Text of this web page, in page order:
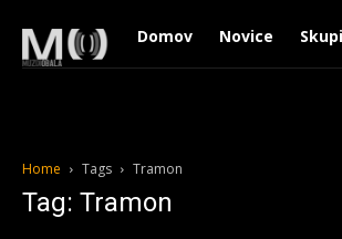
Domov Novice
Home Tags Tramon
Tag: Tramon